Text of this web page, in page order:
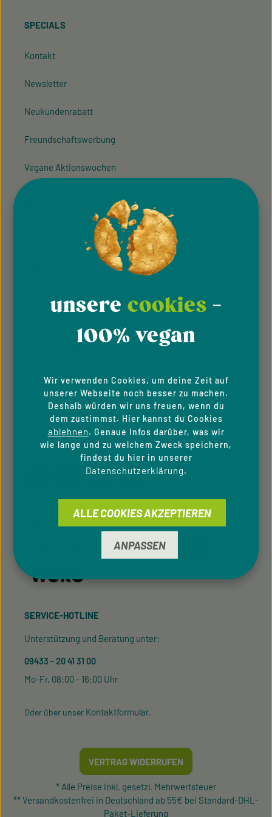
SPECIALS
Kontakt
Newsletter
Neukundenrabatt
Freundschaftswerbung
Vegane Aktionswochen
Allgemeine Teilnahmebedingung
Cookie-Einstellungen
Barrierefreiheit
FOLGE UNS
ZAHLUNGSARTEN
SERVICE-HOTLINE
Unterstützung und Beratung unter:
09433 - 20 41 31 00
Mo-Fr, 08:00 - 16:00 Uhr
Oder über unser Kontaktformular.
VERTRAG WIDERRUFEN
* Alle Preise inkl. gesetzl. Mehrwertsteuer
** Versandkostenfrei in Deutschland ab 55€ bei Standard-DHL-
Paket-Lieferung
unsere cookies -
100% vegan
Wir verwenden Cookies, um deine Zeit auf
unserer Webseite noch besser zu machen.
Deshalb würden wir uns freuen, wenn du
dem zustimmst. Hier kannst du Cookies
ablehnen. Genaue Infos darüber, was wir
wie lange und zu welchem Zweck speichern,
findest du hier in unserer
Datenschutzerklärung.
ANPASSEN
ALLE COOKIES AKZEPTIEREN